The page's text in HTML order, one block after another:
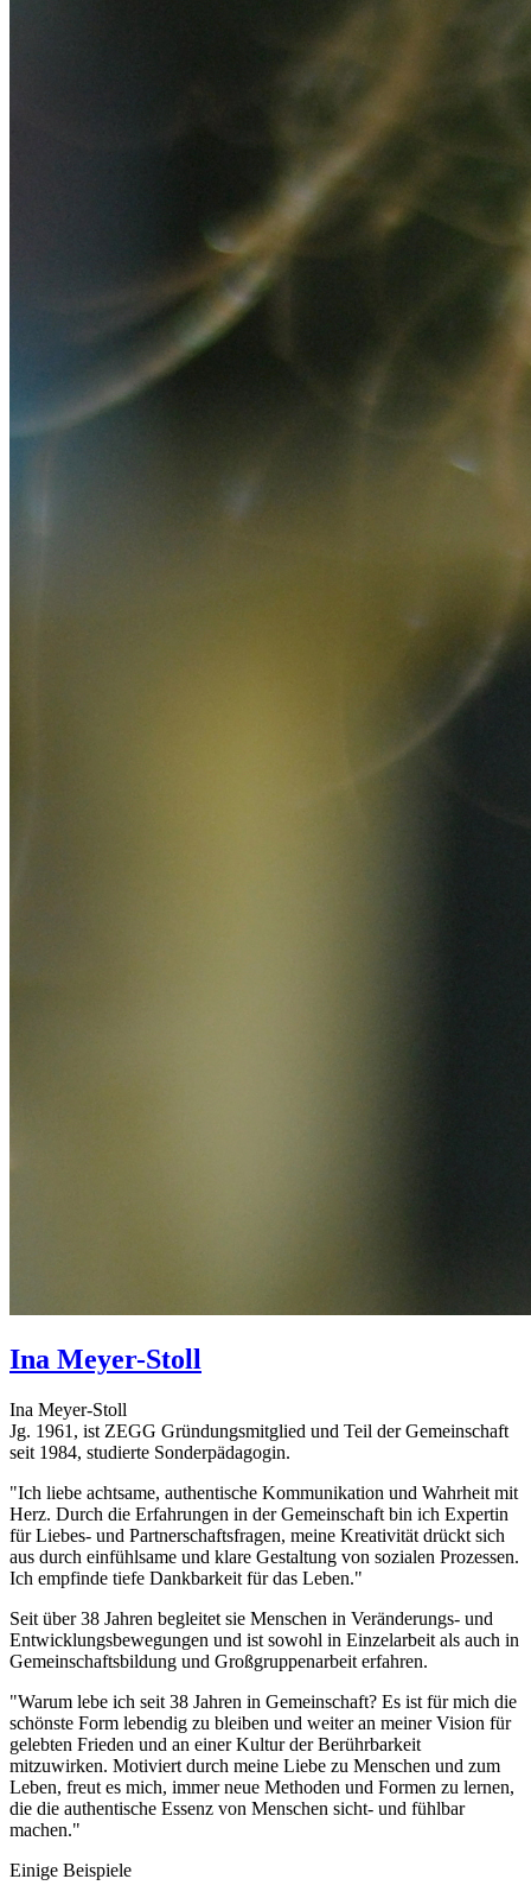
Ina Meyer-Stoll
Ina Meyer-Stoll
Jg. 1961, ist ZEGG Gründungsmitglied und Teil der Gemeinschaft
seit 1984, studierte Sonderpädagogin.
"Ich liebe achtsame, authentische Kommunikation und Wahrheit mit
Herz. Durch die Erfahrungen in der Gemeinschaft bin ich Expertin
für Liebes- und Partnerschaftsfragen, meine Kreativität drückt sich
aus durch einfühlsame und klare Gestaltung von sozialen Prozessen.
Ich empfinde tiefe Dankbarkeit für das Leben."
Seit über 38 Jahren begleitet sie Menschen in Veränderungs- und
Entwicklungsbewegungen und ist sowohl in Einzelarbeit als auch in
Gemeinschaftsbildung und Großgruppenarbeit erfahren.
"Warum lebe ich seit 38 Jahren in Gemeinschaft? Es ist für mich die
schönste Form lebendig zu bleiben und weiter an meiner Vision für
gelebten Frieden und an einer Kultur der Berührbarkeit
mitzuwirken. Motiviert durch meine Liebe zu Menschen und zum
Leben, freut es mich, immer neue Methoden und Formen zu lernen,
die die authentische Essenz von Menschen sicht- und fühlbar
machen."
Einige Beispiele